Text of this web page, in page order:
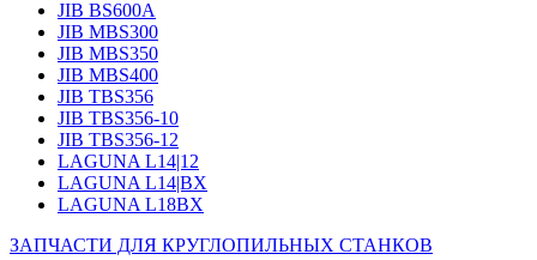
JIB BS600A
JIB MBS300
JIB MBS350
JIB MBS400
JIB TBS356
JIB TBS356-10
JIB TBS356-12
LAGUNA L14|12
LAGUNA L14|BX
LAGUNA L18BX
ЗАПЧАСТИ ДЛЯ КРУГЛОПИЛЬНЫХ СТАНКОВ